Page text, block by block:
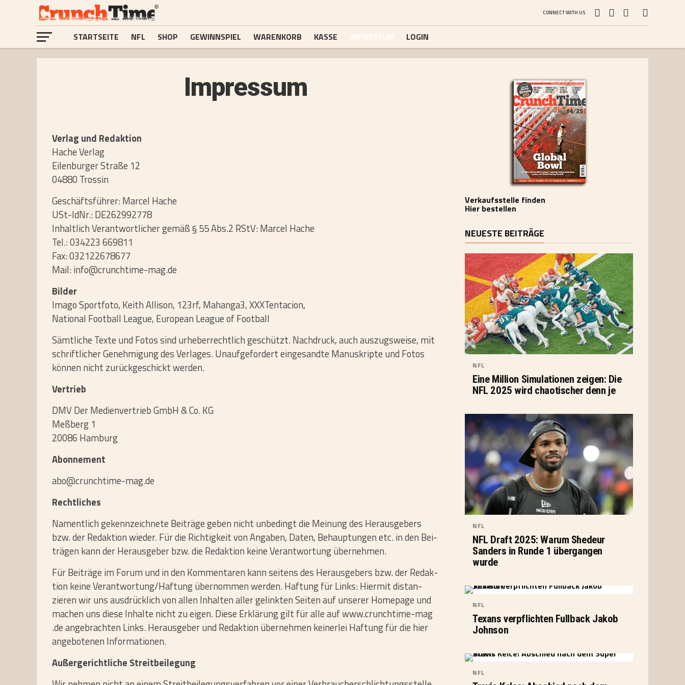
CONNECT WITH US
STARTSEITE NFL SHOP GEWINNSPIEL WARENKORB KASSE IMPRESSUM LOGIN
Impressum
Verlag und Redak­tion
Hache Verlag
Eilenburger Straße 12
04880 Trossin
Geschäftsführer: Marcel Hache
USt-IdNr.: DE262992778
Inhaltlich Verantwortlicher gemäß § 55 Abs.2 RStV: Marcel Hache
Tel.: 034223 669811
Fax: 032122678677
Mail: info@crunchtime-mag.de
Bilder
Imago Sportfoto, Keith Allison, 123rf, Mahanga3, XXXTentacion,
National Football League, European League of Football
Sämt­liche Texte und Fotos sind urhe­ber­recht­lich geschützt. Nach­druck, auch aus­zugs­weise, mit
schrift­li­cher Geneh­mi­gung des Ver­lages. Unauf­ge­for­dert ein­ge­sandte Manu­skripte und Fotos
können nicht zurück­ge­schickt werden.
Vertrieb
DMV Der Medienvertrieb GmbH & Co. KG
Meßberg 1
20086 Hamburg
Abonnement
abo@crunchtime-mag.de
Rechtliches
Nament­lich gekenn­zeich­nete Bei­träge geben nicht unbe­dingt die Mei­nung des Her­aus­ge­bers
bzw. der Redak­tion wieder. Für die Rich­tig­keit von Angaben, Daten, Behaup­tungen etc. in den Bei­
trägen kann der Her­aus­geber bzw. die Redak­tion keine Ver­ant­wor­tung über­nehmen.
Für Bei­träge im Forum und in den Kom­men­taren kann sei­tens des Her­aus­ge­bers bzw. der Redak­
tion keine Verantwortung/​Haftung über­nommen werden. Haf­tung für Links: Hiermit distan­
zieren wir uns aus­drück­lich von allen Inhalten aller gelinkten Seiten auf unserer Home­page und
machen uns diese Inhalte nicht zu eigen. Diese Erklä­rung gilt für alle auf www​.crunchtime-mag​
.de ange­brachten Links. Her­aus­geber und Redak­tion über­nehmen kei­nerlei Haf­tung für die hier
ange­bo­tenen Infor­ma­tionen.
Außer­ge­richt­liche Streit­bei­le­gung
Verkaufsstelle finden
Hier bestellen
NEUESTE BEITRÄGE
NFL
Eine Million Simulationen zeigen: Die
NFL 2025 wird chaotischer denn je
NFL
NFL Draft 2025: Warum Shedeur
Sanders in Runde 1 übergangen
wurde
NFL
Texans verpflichten Fullback Jakob
Johnson
NFL